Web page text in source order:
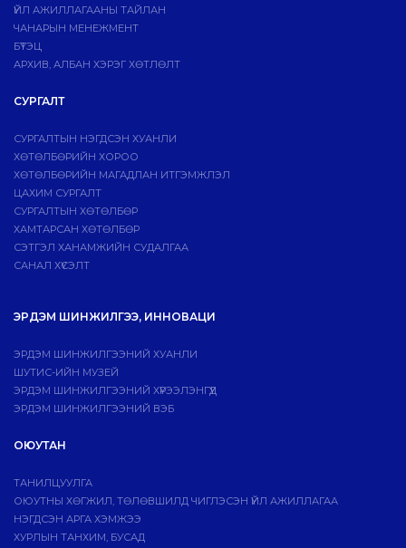
ҮЙЛ АЖИЛЛАГААНЫ ТАЙЛАН
ЧАНАРЫН МЕНЕЖМЕНТ
БҮТЭЦ
АРХИВ, АЛБАН ХЭРЭГ ХӨТЛӨЛТ
СУРГАЛТ
СУРГАЛТЫН НЭГДСЭН ХУАНЛИ
ХӨТӨЛБӨРИЙН ХОРОО
ХӨТӨЛБӨРИЙН МАГАДЛАН ИТГЭМЖЛЭЛ
ЦАХИМ СУРГАЛТ
СУРГАЛТЫН ХӨТӨЛБӨР
ХАМТАРСАН ХӨТӨЛБӨР
СЭТГЭЛ ХАНАМЖИЙН СУДАЛГАА
САНАЛ ХҮСЭЛТ
ЭРДЭМ ШИНЖИЛГЭЭ, ИННОВАЦИ
ЭРДЭМ ШИНЖИЛГЭЭНИЙ ХУАНЛИ
ШУТИС-ИЙН МУЗЕЙ
ЭРДЭМ ШИНЖИЛГЭЭНИЙ ХҮРЭЭЛЭНГҮҮД
ЭРДЭМ ШИНЖИЛГЭЭНИЙ ВЭБ
ОЮУТАН
ТАНИЛЦУУЛГА
ОЮУТНЫ ХӨГЖИЛ, ТӨЛӨВШИЛД ЧИГЛЭСЭН ҮЙЛ АЖИЛЛАГАА
НЭГДСЭН АРГА ХЭМЖЭЭ
ХУРЛЫН ТАНХИМ, БУСАД